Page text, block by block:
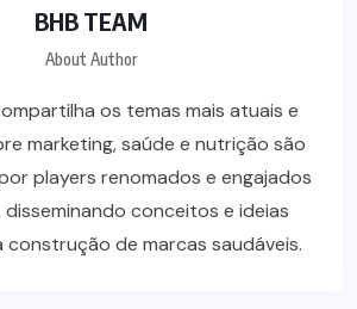
BHB TEAM
About Author
os temas mais atuais e
marketing, saúde e nutrição são
players renomados e engajados
conceitos e ideias
construção de marcas saudáveis.